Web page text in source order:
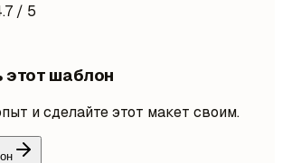
/ 5
этот шаблон
и сделайте этот макет своим.